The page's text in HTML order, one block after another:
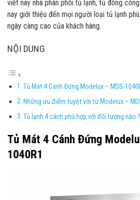
viết này nhà phân phối tủ lạnh, tủ đông
nay giới thiệu đến mọi người loại tủ lạnh
ngày càng cao của khách hàng.
NỘI DUNG
Tủ Mát 4 Cánh Đứng Modelux – MDS-
Những ưu điểm tuyệt vời từ Modelux –
Tủ lạnh 4 cánh phù hợp với đối tượng nào ?
Tủ Mát 4 Cánh Đứng
1040R1